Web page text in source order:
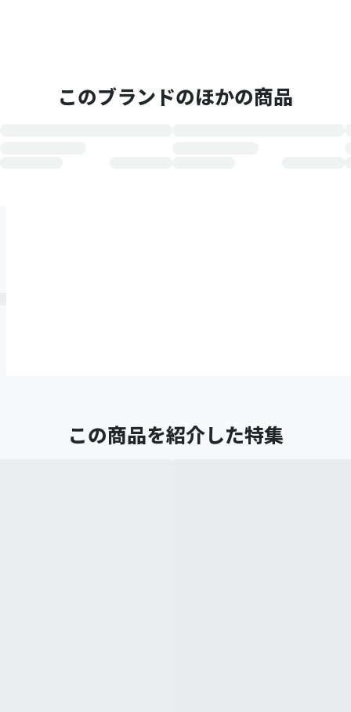
このブランドのほかの商品
この商品を紹介した特集